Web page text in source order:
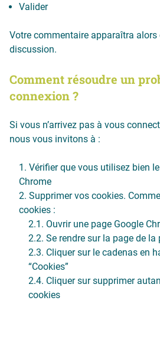
Valider
Votre commentaire apparaîtra alors
discussion.
Comment résoudre un
connexion ?
Si vous n’arrivez pas à vous
nous vous invitons à :
Vérifier que vous utilisez bien
Chrome
Supprimer vos cookies.
cookies :
Ouvrir une page Google
Se rendre sur la page de
Cliquer sur le cadenas en
“Cookies”
Cliquer sur supprimer
cookies